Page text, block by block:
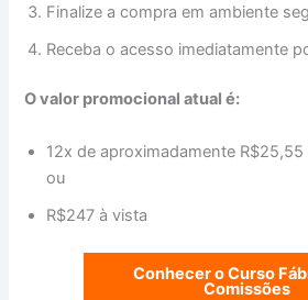
Finalize a compra em ambiente
Receba o acesso imediatamente
O valor promocional atual é:
12x de aproximadamente R$25,55
ou
R$247 à vista
Conhecer o Curso
Comissões